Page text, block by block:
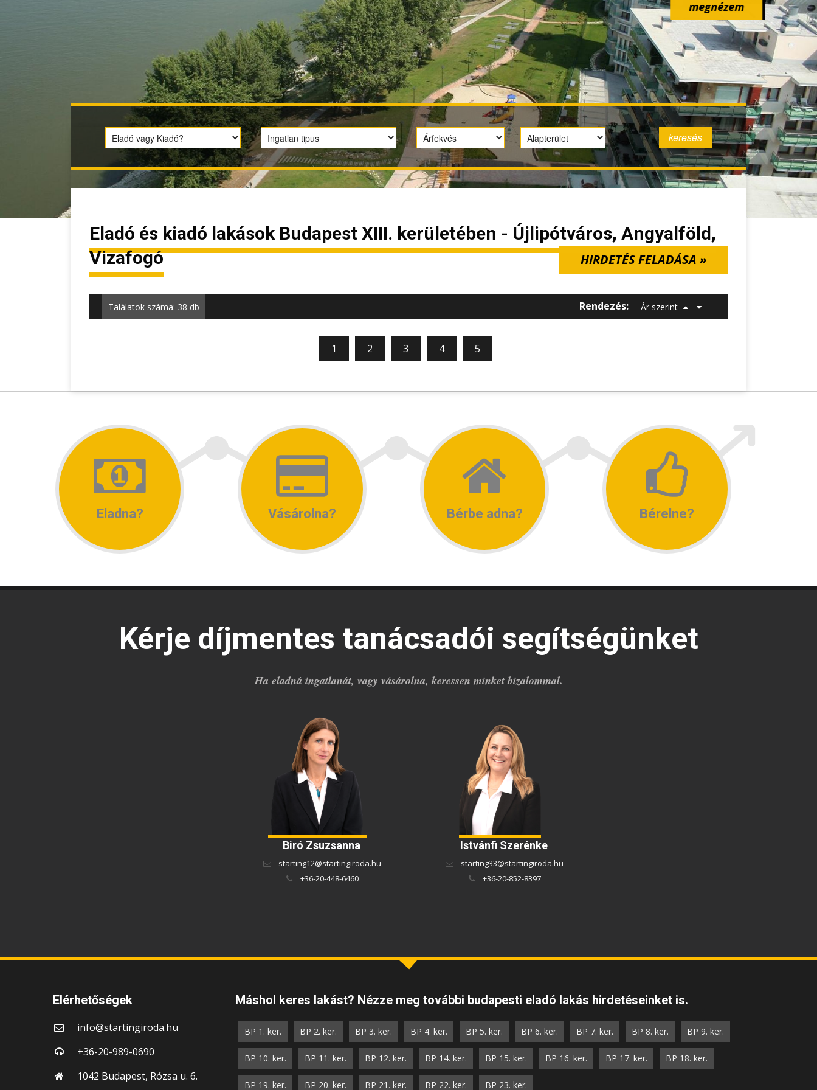
megnézem
Eladó és kiadó lakások Budapest XIII. kerületében - Újlipótváros, Angyalföld,
Vizafogó
HIRDETÉS FELADÁSA »
Találatok száma: 38 db Rendezés: Ár szerint
1 2 3 4 5
Eladna? Vásárolna? Bérbe adna? Bérelne?
Kérje díjmentes tanácsadói segítségünket
Ha eladná ingatlanát, vagy vásárolna, keressen minket bizalommal.
Biró Zsuzsanna
starting12@startingiroda.hu
+36-20-448-6460
Istvánfi Szerénke
starting33@startingiroda.hu
+36-20-852-8397
Elérhetőségek
info@startingiroda.hu
+36-20-989-0690
1042 Budapest, Rózsa u. 6.
Máshol keres lakást? Nézze meg további budapesti eladó lakás hirdetéseinket is.
BP 1. ker. BP 2. ker. BP 3. ker. BP 4. ker. BP 5. ker. BP 6. ker. BP 7. ker. BP 8. ker. BP 9. ker.
BP 10. ker. BP 11. ker. BP 12. ker. BP 14. ker. BP 15. ker. BP 16. ker. BP 17. ker. BP 18. ker.
BP 19. ker. BP 20. ker. BP 21. ker. BP 22. ker. BP 23. ker.